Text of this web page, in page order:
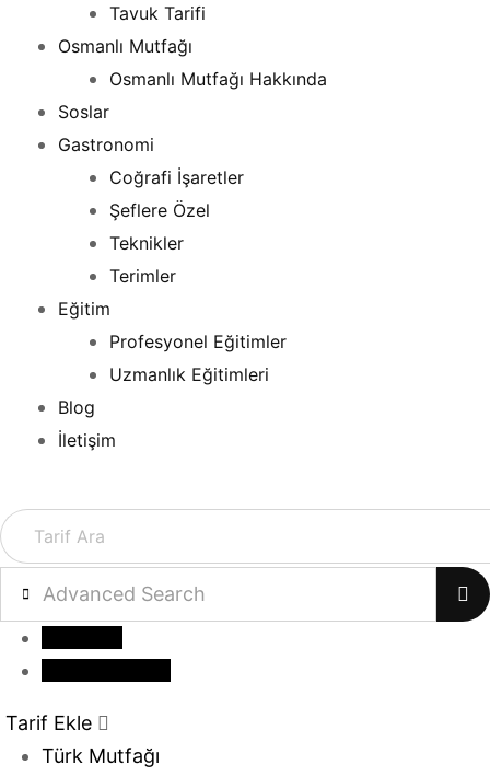
Tavuk Tarifi
Osmanlı Mutfağı
Osmanlı Mutfağı Hakkında
Soslar
Gastronomi
Coğrafi İşaretler
Şeflere Özel
Teknikler
Terimler
Eğitim
Profesyonel Eğitimler
Uzmanlık Eğitimleri
Blog
İletişim
Advanced Search
Tarif Ekle
Türk Mutfağı